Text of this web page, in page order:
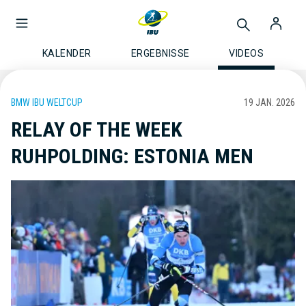
KALENDER ERGEBNISSE VIDEOS
BMW IBU WELTCUP 19 JAN. 2026
RELAY OF THE WEEK
RUHPOLDING: ESTONIA MEN